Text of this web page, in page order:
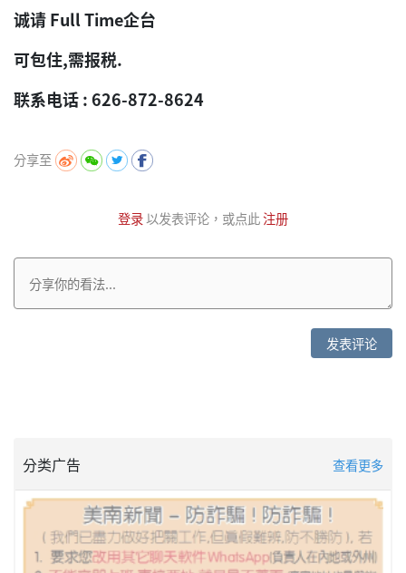
诚请 Full Time企台
可包住,需报税.
联系电话 : 626-872-8624
分享至
登录以发表评论，或点此注册
发表评论
分类广告 查看更多